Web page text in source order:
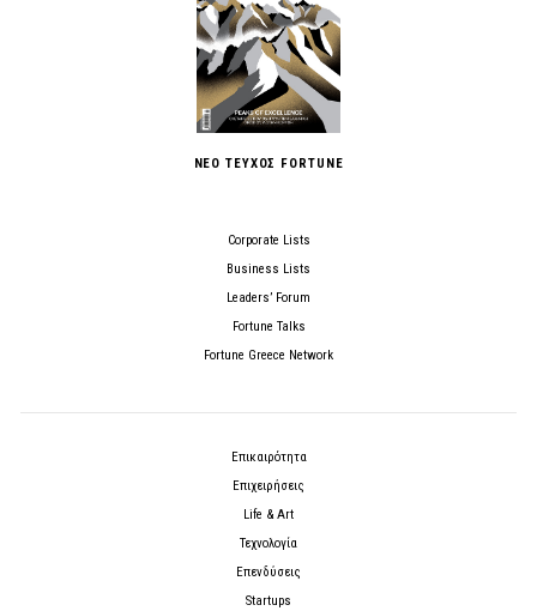
ΝΕΟ ΤΕΥΧΟΣ FORTUNE
Corporate Lists
Business Lists
Leaders’ Forum
Fortune Talks
Fortune Greece Network
Επικαιρότητα
Επιχειρήσεις
Life & Art
Τεχνολογία
Επενδύσεις
Startups